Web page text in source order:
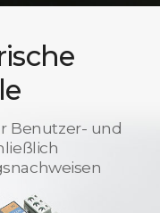
Benutzer- und